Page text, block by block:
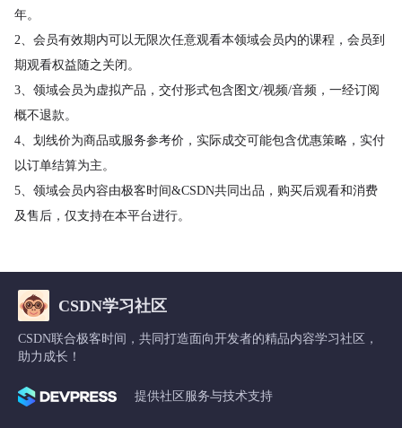
年。
2、会员有效期内可以无限次任意观看本领域会员内的课程，会员到
期观看权益随之关闭。
3、领域会员为虚拟产品，交付形式包含图文/视频/音频，一经订阅
概不退款。
4、划线价为商品或服务参考价，实际成交可能包含优惠策略，实付
以订单结算为主。
5、领域会员内容由极客时间&CSDN共同出品，购买后观看和消费
及售后，仅支持在本平台进行。
CSDN学习社区
CSDN联合极客时间，共同打造面向开发者的精品内容学习社区，
助力成长！
提供社区服务与技术支持